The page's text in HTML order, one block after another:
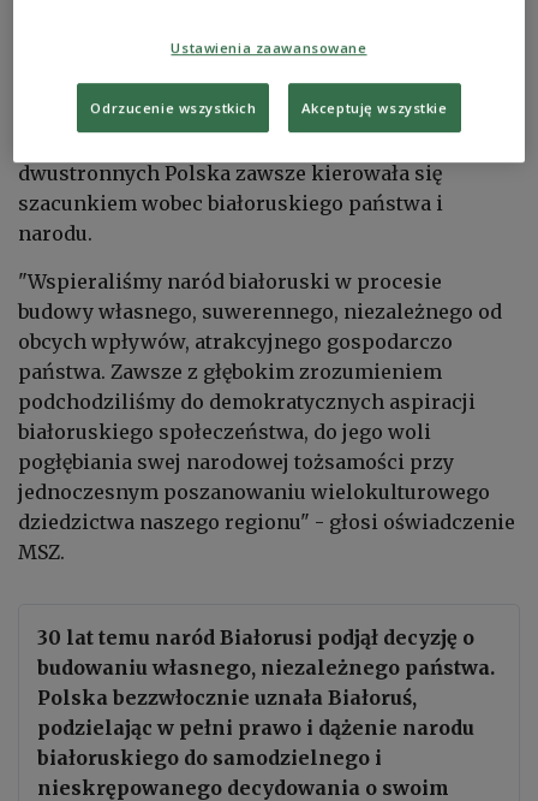
MSZ zwróciło uwagę, że jednym z filarów polityki
zagranicznej Polski była i jest polityka
dwustronnych Polska zawsze kierowała się
szacunkiem wobec białoruskiego państwa i
narodu.
"Wspieraliśmy naród białoruski w procesie
budowy własnego, suwerennego, niezależnego od
obcych wpływów, atrakcyjnego gospodarczo
państwa. Zawsze z głębokim zrozumieniem
podchodziliśmy do demokratycznych aspiracji
białoruskiego społeczeństwa, do jego woli
pogłębiania swej narodowej tożsamości przy
jednoczesnym poszanowaniu wielokulturowego
dziedzictwa naszego regionu" - głosi oświadczenie
MSZ.
30 lat temu naród Białorusi podjął decyzję o
budowaniu własnego, niezależnego państwa.
Polska bezzwłocznie uznała Białoruś,
podzielając w pełni prawo i dążenie narodu
białoruskiego do samodzielnego i
nieskrępowanego decydowania o swoim
Ustawienia zaawansowane
Odrzucenie wszystkich Akceptuję wszystkie